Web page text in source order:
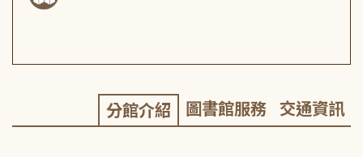
分館介紹 圖書館服務 交通資訊